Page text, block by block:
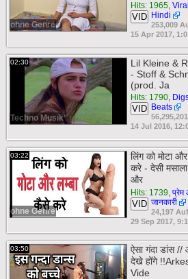
ohne Genre
Hits: 1965,
Hindi
VID
253,009
15 Apr 2017, 1:0
02:30
Techno Musik
Lil Kleine &
- Stoff &
(prod. Ja
Hits: 1790,
Beats
VID
14 Jul 2016,
03:22
ohne Genre
लिंग को मोटा
करे - देसी
और
Hits: 1739, प्रेम
जानकारी
VID
24,197
29 Sep 2017,
03:50
ऐसा गंदा डांस //
देखे होंगे
Vide